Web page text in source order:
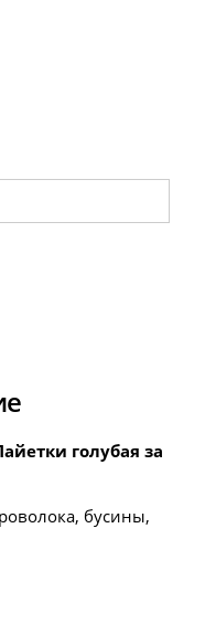
голубая за
бусины,